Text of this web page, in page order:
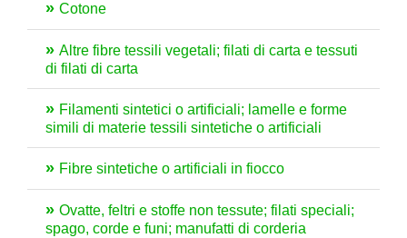
Cotone
Altre fibre tessili vegetali; filati di carta e tessuti
di filati di carta
Filamenti sintetici o artificiali; lamelle e forme
simili di materie tessili sintetiche o artificiali
Fibre sintetiche o artificiali in fiocco
Ovatte, feltri e stoffe non tessute; filati speciali;
spago, corde e funi; manufatti di corderia